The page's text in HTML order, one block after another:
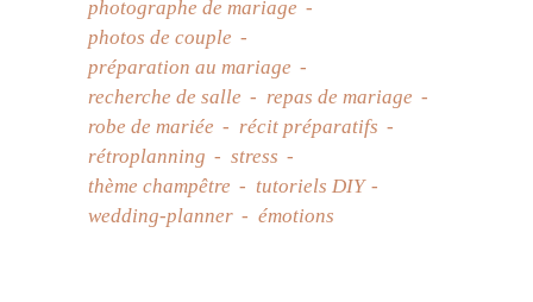
photographe de mariage
photos de couple
préparation au mariage
recherche de salle
repas de mariage
robe de mariée
récit préparatifs
rétroplanning
stress
thème champêtre
tutoriels DIY
wedding-planner
émotions